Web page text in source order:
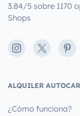
3.84/5 sobre 1170
Shops
Instagram
X
ALQUILER
¿Cómo funciona?